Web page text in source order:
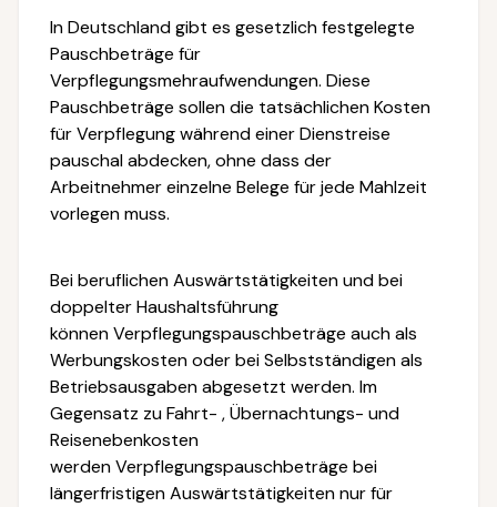
In Deutschland gibt es gesetzlich festgelegte
Pauschbeträge für
Verpflegungsmehraufwendungen. Diese
Pauschbeträge sollen die tatsächlichen Kosten
für Verpflegung während einer Dienstreise
pauschal abdecken, ohne dass der
Arbeitnehmer einzelne Belege für jede Mahlzeit
vorlegen muss.
Bei beruflichen Auswärtstätigkeiten und bei
doppelter Haushaltsführung
können Verpflegungspauschbeträge auch als
Werbungskosten oder bei Selbstständigen als
Betriebsausgaben abgesetzt werden. Im
Gegensatz zu Fahrt- , Übernachtungs- und
Reisenebenkosten
werden Verpflegungspauschbeträge bei
längerfristigen Auswärtstätigkeiten nur für